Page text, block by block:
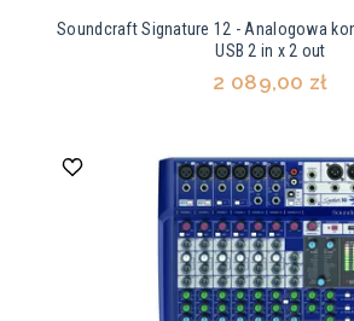
Soundcraft Signature 12 - Analogowa
USB 2 in x 2 out
2 089,00 zł